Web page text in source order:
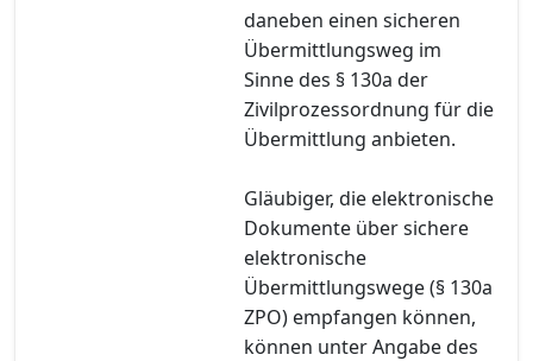
daneben einen sicheren
Übermittlungsweg im
Sinne des § 130a der
Zivilprozessordnung für die
Übermittlung anbieten.
Gläubiger, die elektronische
Dokumente über sichere
elektronische
Übermittlungswege (§ 130a
ZPO) empfangen können,
können unter Angabe des